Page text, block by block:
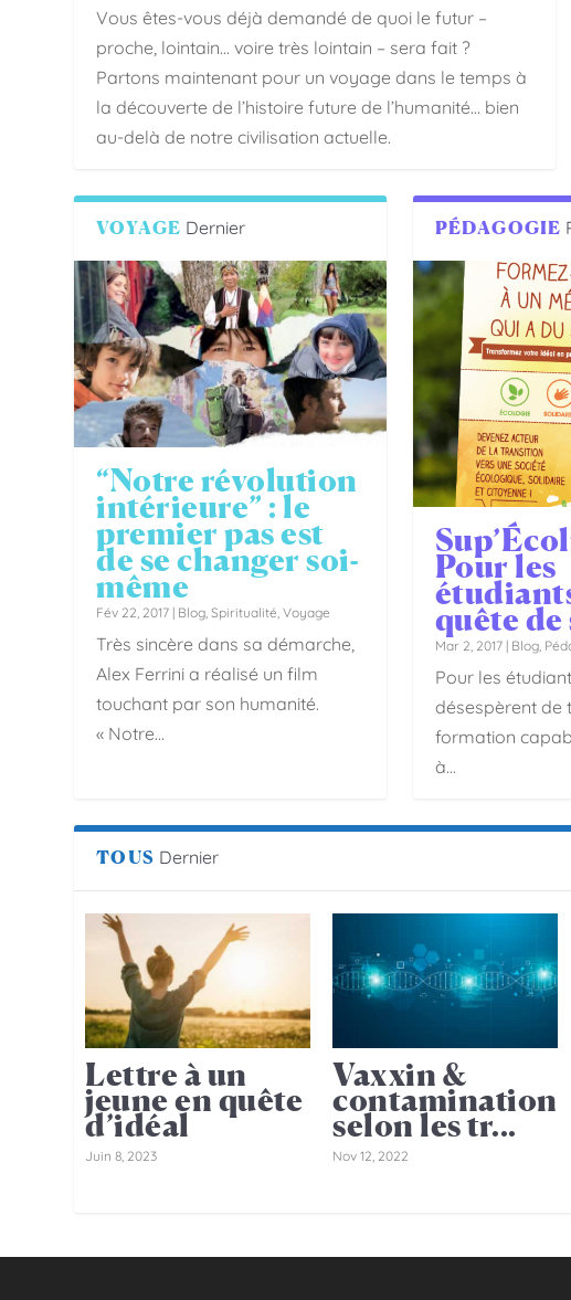
Vous êtes-vous déjà demandé de quoi le futur –
proche, lointain… voire très lointain – sera fait ?
Partons maintenant pour un voyage dans le temps à
la découverte de l’histoire future de l’humanité… bien
au-delà de notre civilisation actuelle.
VOYAGE Dernier
“Notre révolution
intérieure” : le
premier pas est
de se changer soi-
même
Fév 22, 2017 | Blog ,Spiritualité ,Voyage
Très sincère dans sa démarche,
Alex Ferrini a réalisé un film
touchant par son humanité.
« Notre...
PÉDAGOGIE
Pour les
quête de
Mar 2, 2017| Blog,
Pour les
désespèrent de
formation
à...
TOUS Dernier
Lettre à un
jeune en quête
d’idéal
Juin 8, 2023
Vaxxin &
contamination
selon les tr...
Nov 12, 2022